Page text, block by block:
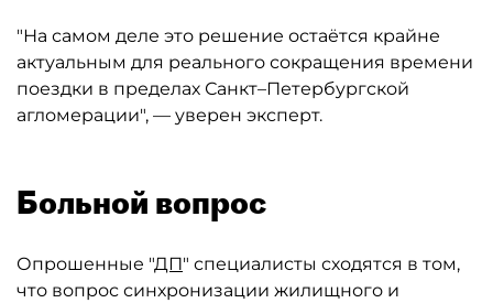
"На самом деле это решение остаётся крайне
актуальным для реального сокращения времени
поездки в пределах Санкт–Петербургской
агломерации", — уверен эксперт.
Больной вопрос
Опрошенные "ДП" специалисты сходятся в том,
что вопрос синхронизации жилищного и